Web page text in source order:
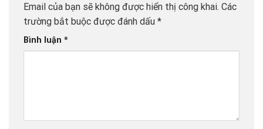
Email của bạn sẽ không được hiển thị công khai. Các
trường bắt buộc được đánh dấu *
Bình luận *